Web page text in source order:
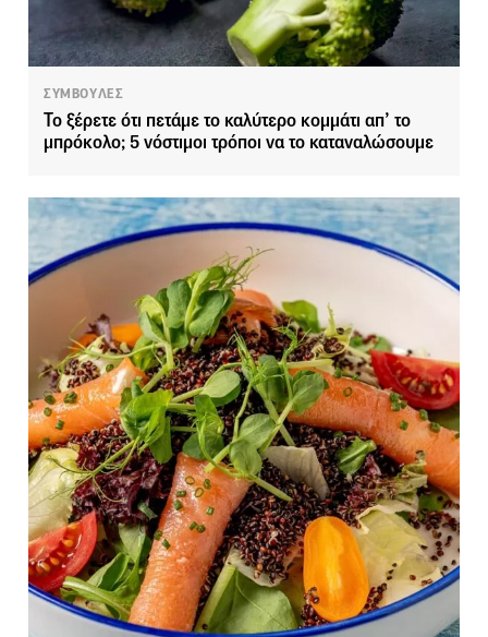
ΣΥΜΒΟΥΛΕΣ
Το ξέρετε ότι πετάμε το καλύτερο κομμάτι απ’ το
μπρόκολο; 5 νόστιμοι τρόποι να το καταναλώσουμε